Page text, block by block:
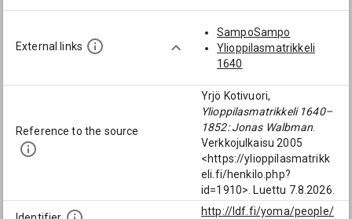
Meurling, Olof
[Linköpingin
hiippakunta;
Kalmarin lääni;
Linköping]
Gelsenius, Jonas
(1653-1694):
[Linköpingin
hiippakunta;
Norrköping;
Västervik; Tingstad
(pitäjä); Tingstad]
Norraeus, Johan
1641–1712
J. J. T[engström]
(utg.), Utdrag
rörande Finland,
utur de otryckta
delarna af [...].
Suomi 4 (1844)
J. Vallinkoski, Turun
akatemian
stipendianomusten
luettelo 1640–1827.
HYK mon. 10 (1975)
External links
SampoSampo
Ylioppilasmatrikkeli
1640
Reference to the source
Yrjö Kotivuori,
Ylioppilasmatrikkeli 1640–
1852: Jonas Walbman.
Verkkojulkaisu 2005
<https://ylioppilasmatrikk
eli.fi/henkilo.php?
id=1910>. Luettu 7.8.2026.
http://ldf.fi/yoma/people/